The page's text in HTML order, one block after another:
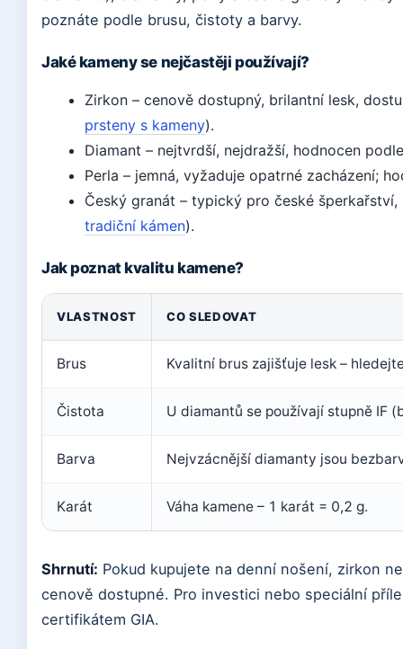
poznáte podle brusu, čistoty a barvy.
Jaké kameny se nejčastěji používají?
Zirkon – cenově dostupný, brilantní lesk,
prsteny s kameny).
Diamant – nejtvrdší, nejdražší, hodnocen
Perla – jemná, vyžaduje opatrné zacházení;
Český granát – typický pro české
tradiční kámen).
Jak poznat kvalitu kamene?
VLASTNOST CO SLEDOVAT
Brus Kvalitní brus zajišťuje lesk –
Čistota U diamantů se používají stupně IF
Barva Nejvzácnější diamanty jsou
Karát Váha kamene – 1 karát = 0,2 g.
Shrnutí: Pokud kupujete na denní nošení, zirkon
cenově dostupné. Pro investici nebo speciální
certifikátem GIA.